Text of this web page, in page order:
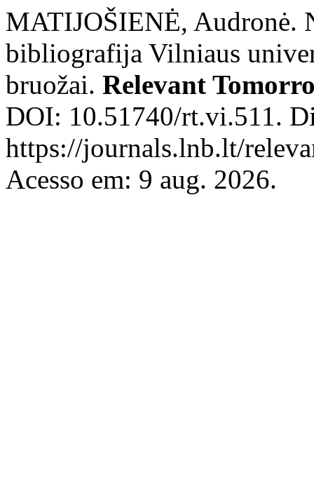
MATIJOŠIENĖ, Audronė.
bibliografija Vilniaus
bruožai. Relevant
DOI: 10.51740/rt.vi.511.
https://journals.lnb.lt/
Acesso em: 9 aug. 2026.